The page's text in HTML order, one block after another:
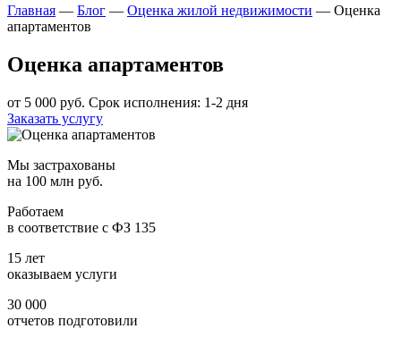
Главная — Блог — Оценка жилой недвижимости — Оценка
апартаментов
Оценка апартаментов
от 5 000 руб. Срок исполнения: 1-2 дня
Заказать услугу
Мы застрахованы
на 100 млн руб.
Работаем
в соответствие с ФЗ 135
15 лет
оказываем услуги
30 000
отчетов подготовили